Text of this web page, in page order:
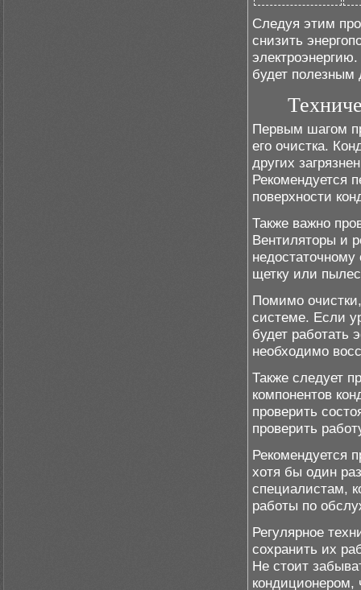
Следуя этим
снизить
будет
Первым шагом
его очистка.
других
Рекомендуется
поверхности
Также важно
Вентиляторы и
щетку или
Помимо
системе. Если
будет работать
необходимо
Также следует
компонентов
проверить
проверить
Рекомендуется
хотя бы один
специалистам,
работы по
Регулярное
сохранить их
Не стоит
кондиционером,